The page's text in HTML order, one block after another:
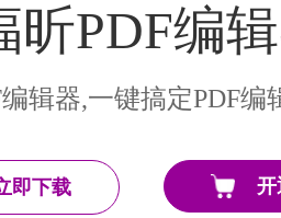
昕PDF编
辑器,一键搞定PDF
即下载 开